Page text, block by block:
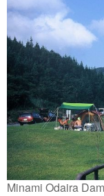
Minami Odaira